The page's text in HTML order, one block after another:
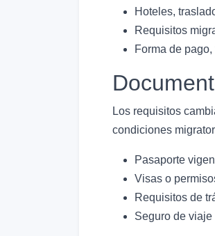
Hoteles,
Requisitos
Forma de
Los requisitos
condiciones
Pasaporte
Visas o
Requisitos de
Seguro de